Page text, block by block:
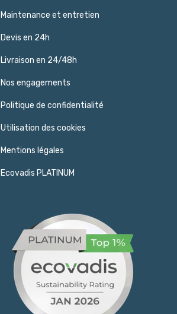
Maintenance et entretien
Devis en 24h
Livraison en 24/48h
Nos engagements
Politique de confidentialité
Utilisation des cookies
Mentions légales
Ecovadis PLATINUM